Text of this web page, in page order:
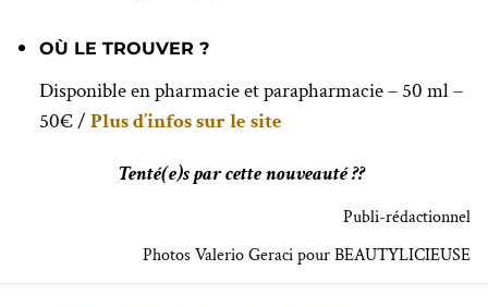
OÙ LE TROUVER ?
Disponible en pharmacie et parapharmacie – 50 ml –
50€ / Plus d’infos sur le site
Tenté(e)s par cette nouveauté ??
Publi-rédactionnel
Photos Valerio Geraci pour BEAUTYLICIEUSE